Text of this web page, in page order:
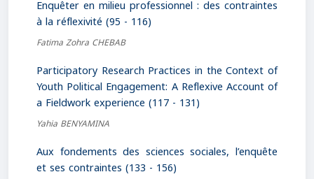
Enquêter en milieu professionnel : des contraintes
à la réflexivité (95 - 116)
Fatima Zohra CHEBAB
Participatory Research Practices in the Context of
Youth Political Engagement: A Reflexive Account of
a Fieldwork experience (117 - 131)
Yahia BENYAMINA
Aux fondements des sciences sociales, l’enquête
et ses contraintes (133 - 156)